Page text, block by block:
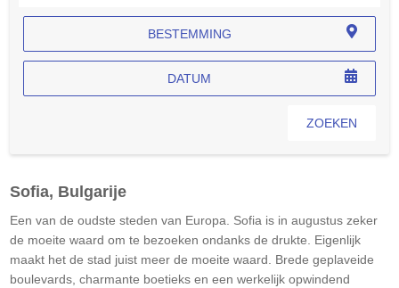
BESTEMMING
DATUM
ZOEKEN
Sofia, Bulgarije
Een van de oudste steden van Europa. Sofia is in augustus zeker
de moeite waard om te bezoeken ondanks de drukte. Eigenlijk
maakt het de stad juist meer de moeite waard. Brede geplaveide
boulevards, charmante boetieks en een werkelijk opwindend